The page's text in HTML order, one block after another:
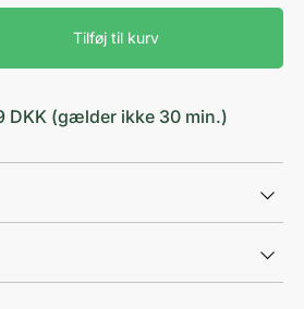
Tilføj til kurv
DKK (gælder ikke 30 min.)